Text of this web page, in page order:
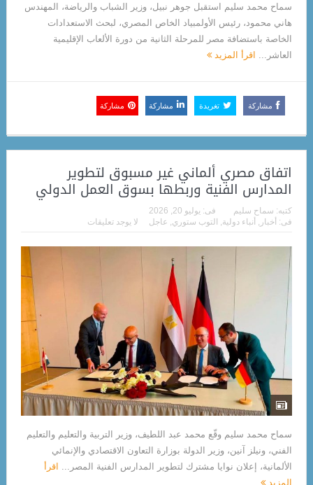
سماح محمد سليم استقبل جوهر نبيل، وزير الشباب والرياضة، المهندس
هاني محمود، رئيس الأولمبياد الخاص المصري، لبحث الاستعدادات
الخاصة باستضافة مصر للمرحلة الثانية من دورة الألعاب الإقليمية
العاشر...
اقرأ المزيد
مشاركة تغريدة مشاركة مشاركة
اتفاق مصري ألماني غير مسبوق لتطوير
المدارس الفنية وربطها بسوق العمل الدولي
كتبه: سماح سليم فى: يوليو 20, 2026
فى: أخبار , أنباء دولية, التوب ستوري, عاجل لا يوجد تعليقات
سماح محمد سليم وقّع محمد عبد اللطيف، وزير التربية والتعليم والتعليم
الفني، ونيلز آنين، وزير الدولة بوزارة التعاون الاقتصادي والإنمائي
الألمانية، إعلان نوايا مشترك لتطوير المدارس الفنية المصر... اقرأ
المزيد